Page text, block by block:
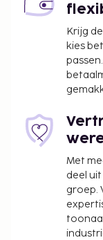
Krijg
kies
Met
deel
groep.